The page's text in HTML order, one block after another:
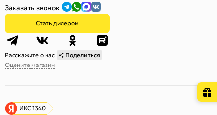
Заказать звонок
Стать дилером
Расскажите о нас
Поделиться
Оцените магазин
ИКС 1340